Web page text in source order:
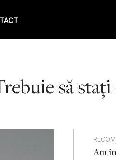
să stați
Am